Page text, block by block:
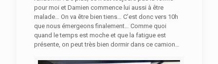
pour moi et Damien commence lui aussi à être
malade… On va être bien tiens… C’est donc vers 10h
que nous émergeons finalement… Comme quoi
quand le temps est moche et que la fatigue est
présente, on peut très bien dormir dans ce camion…